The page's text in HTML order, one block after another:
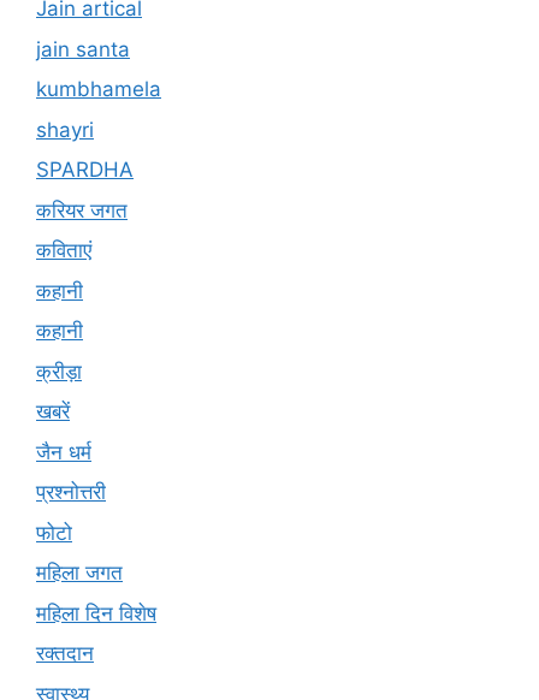
Jain artical
jain santa
kumbhamela
shayri
SPARDHA
करियर जगत
कविताएं
कहानी
कहानी
क्रीड़ा
खबरें
जैन धर्म
प्रश्नोत्तरी
फोटो
महिला जगत
महिला दिन विशेष
रक्तदान
स्वास्थ्य